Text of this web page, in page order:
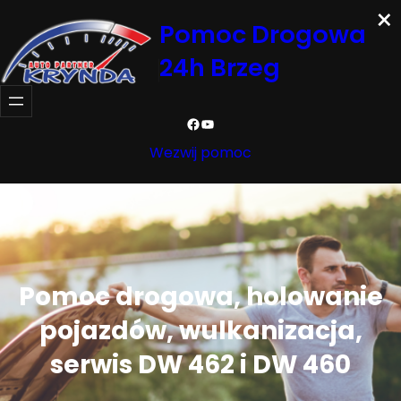
treści
Pomoc Drogowa
24h Brzeg
Facebook
YouTube
Wezwij pomoc
Pomoc drogowa, holowanie
pojazdów, wulkanizacja,
serwis DW 462 i DW 460
×